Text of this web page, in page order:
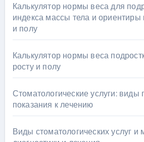
Калькулятор нормы веса для
индекса массы тела и ориентиры
и полу
Калькулятор нормы веса
росту и полу
Стоматологические услуги: виды
показания к лечению
Виды стоматологических услуг и